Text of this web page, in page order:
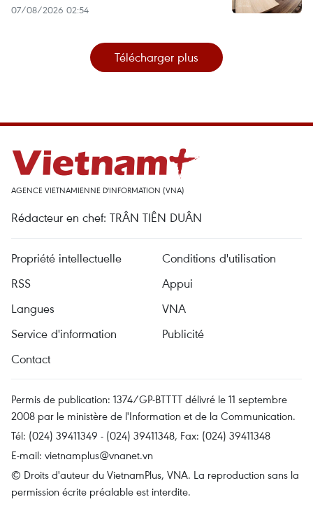
07/08/2026 02:54
Télécharger plus
AGENCE VIETNAMIENNE D'INFORMATION (VNA)
Rédacteur en chef: TRÂN TIÊN DUÂN
Propriété intellectuelle
Conditions d'utilisation
RSS
Appui
Langues
VNA
Service d'information
Publicité
Contact
Permis de publication: 1374/GP-BTTTT délivré le 11 septembre
2008 par le ministère de l'Information et de la Communication.
Tél: (024) 39411349 - (024) 39411348, Fax: (024) 39411348
E-mail: vietnamplus@vnanet.vn
© Droits d'auteur du VietnamPlus, VNA. La reproduction sans la
permission écrite préalable est interdite.